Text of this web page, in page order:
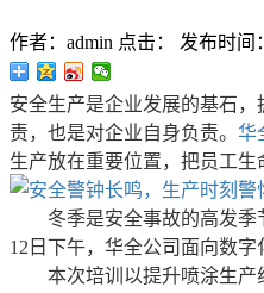
作者：admin 点击： 发布时间
安全生产是企业发展的基石
责，也是对企业自身负责。 华
生产放在重要位置，把员工生
冬季是安全事故的高发季
12日下午，华全公司面向数字
本次培训以提升喷涂生产